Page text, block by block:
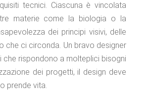
tecnici. Ciascuna è vincolata
materie come la biologia o la
dei principi visivi, delle
che ci circonda. Un bravo designer
che rispondono a molteplici bisogni
dei progetti, il design deve
prende vita.